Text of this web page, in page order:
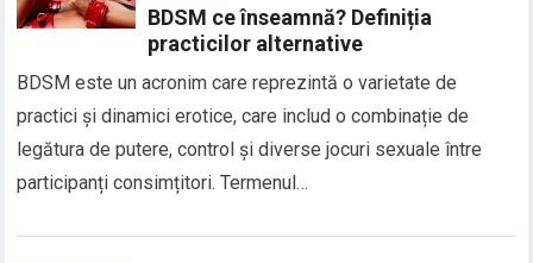
BDSM ce înseamnă? Definiția
practicilor alternative
BDSM este un acronim care reprezintă o varietate de
practici și dinamici erotice, care includ o combinație de
legătura de putere, control și diverse jocuri sexuale între
participanți consimțitori. Termenul…